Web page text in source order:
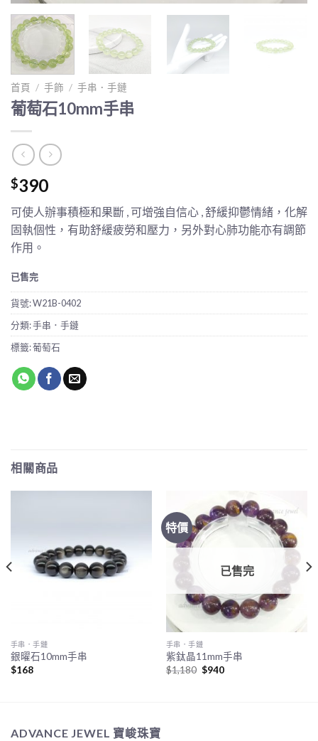
首頁 / 手飾 / 手串．手鏈
葡萄石10mm手串
$390
可使人辦事積極和果斷 , 可增強自信心 , 舒緩抑鬱情緒，化解
固執個性，有助舒緩疲勞和壓力，另外對心肺功能亦有調節
作用。
已售完
貨號:W21B-0402
分類:手串．手鏈
標籤:葡萄石
相關商品
手串．手鏈
銀曜石10mm手串
$168
特價
已售完
手串．手鏈
紫鈦晶11mm手串
$1,180 Original
$940Current
ADVANCE JEWEL 寶峻珠寶